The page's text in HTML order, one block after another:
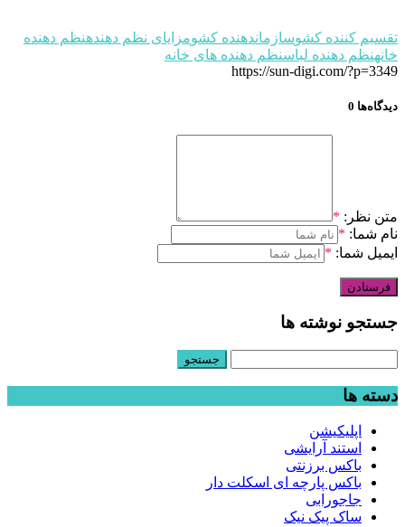
تقسیم کننده کشوسازماندهنده کشومزایای نظم دهندهنظم دهنده
خانهنظم دهنده لباسنظم دهنده های خانه
https://sun-digi.com/?p=3349
دیدگاه‌ها 0
متن نظر: *
نام شما: *
ایمیل شما: *
جستجو نوشته ها
دسته ها
اپلیکیشن
استند آرایشی
باکس برزنتی
باکس پارچه ای اسکلت دار
جاجورابی
ساک پیک نیک